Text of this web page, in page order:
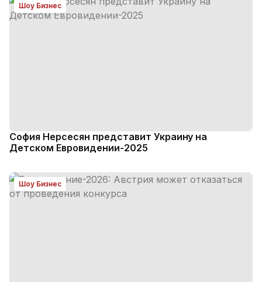
Шоу Бизнес
София Нерсесян представит Украину на
Детском Евровидении-2025
Шоу Бизнес